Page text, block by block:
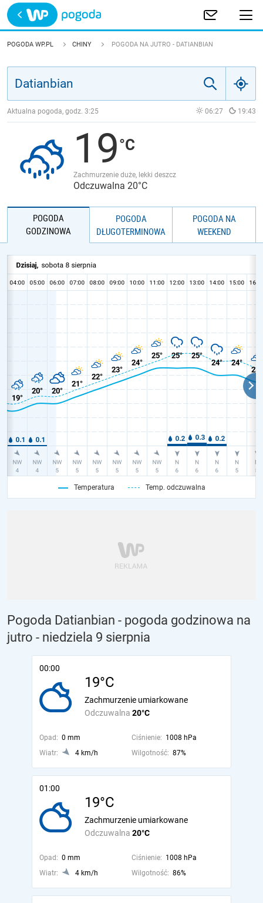
Trwa ładowanie
POLSKA
JAKOŚĆ POWIETRZA
POGODA WP.PL CHINY POGODA NA JUTRO - DATIANBIAN
Aktualna pogoda, godz. 3:25 06:27 19:43
19
Zachmurzenie duże, lekki deszcz
Odczuwalna 20°C
POGODA
GODZINOWA
POGODA
DŁUGOTERMINOWA
POGODA NA
WEEKEND
Temperatura Temp. odczuwalna
Pogoda Datianbian - pogoda godzinowa na
jutro - niedziela 9 sierpnia
00:00
19°C
Odczuwalna 20°C
Zachmurzenie umiarkowane
Opad: 0 mm Ciśnienie: 1008 hPa
Wiatr:
4 km/h Wilgotność: 87%
01:00
19°C
Odczuwalna 20°C
Zachmurzenie umiarkowane
Opad: 0 mm Ciśnienie: 1008 hPa
Wiatr:
4 km/h Wilgotność: 86%